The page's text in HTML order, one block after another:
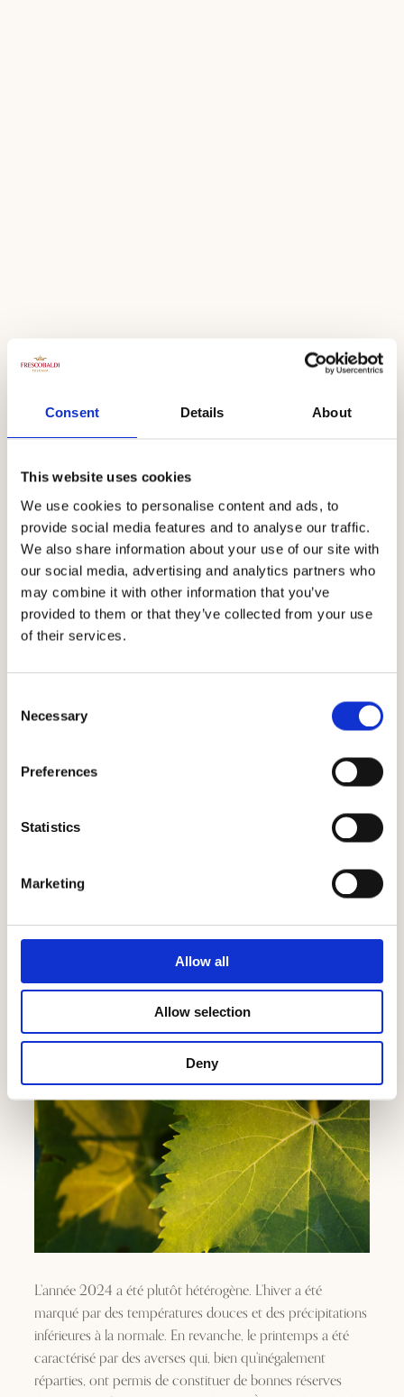
Consent Details About
This website uses cookies
We use cookies to personalise content and ads, to
provide social media features and to analyse our traffic.
We also share information about your use of our site with
our social media, advertising and analytics partners who
may combine it with other information that you’ve
provided to them or that they’ve collected from your use
of their services.
Selection
Necessary
Preferences
Statistics
Marketing
Allow all
Allow selection
Deny
Cala Forte
Morellino
Appellation
Morellino di Scansano DOCG
Le Morellino Cala Forte est produit à partir de raisins de
sangiovese et de petites quantités de cabernet sauvignon et se
caractérise par sa robe rubis intense et ses arômes de fruits mûrs
tels que la prune et la cerise.
Conditions
climatiques
L’année 2024 a été plutôt hétérogène. L’hiver a été
marqué par des températures douces et des précipitations
inférieures à la normale. En revanche, le printemps a été
caractérisé par des averses qui, bien qu’inégalement
réparties, ont permis de constituer de bonnes réserves